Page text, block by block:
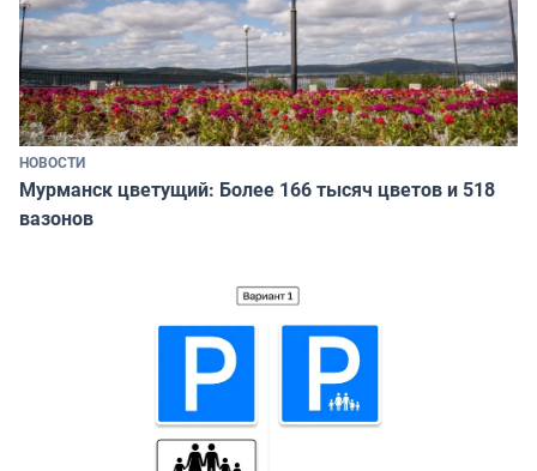
НОВОСТИ
Мурманск цветущий: Более 166 тысяч цветов и 518
вазонов